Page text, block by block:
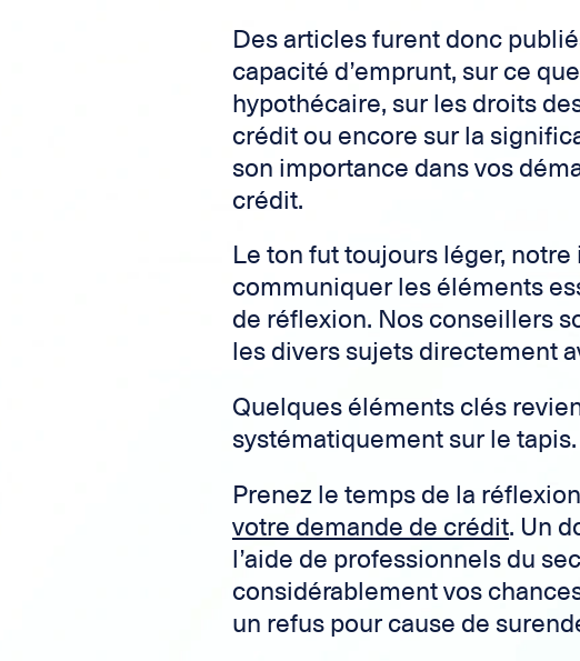
Des articles furent donc
capacité d’emprunt, sur ce
hypothécaire, sur les droits
crédit ou encore sur la
son importance dans vos
crédit.
Le ton fut toujours léger,
communiquer les éléments
de réflexion. Nos conseillers
les divers sujets directement
Quelques éléments clés
systématiquement sur le tapis.
Prenez le temps de la
votre demande de crédit. Un
l’aide de professionnels du
considérablement vos
un refus pour cause de